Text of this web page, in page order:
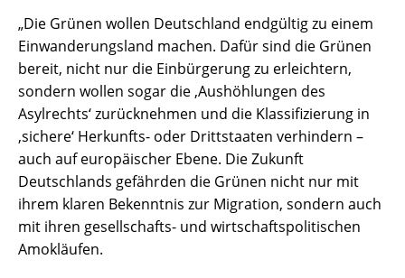
„Die Grünen wollen Deutschland endgültig zu einem
Einwanderungsland machen. Dafür sind die Grünen
bereit, nicht nur die Einbürgerung zu erleichtern,
sondern wollen sogar die ‚Aushöhlungen des
Asylrechts‘ zurücknehmen und die Klassifizierung in
‚sichere‘ Herkunfts- oder Drittstaaten verhindern –
auch auf europäischer Ebene. Die Zukunft
Deutschlands gefährden die Grünen nicht nur mit
ihrem klaren Bekenntnis zur Migration, sondern auch
mit ihren gesellschafts- und wirtschaftspolitischen
Amokläufen.